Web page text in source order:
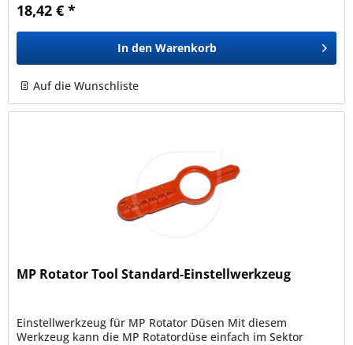
18,42 € *
In den Warenkorb
Auf die Wunschliste
MP Rotator Tool Standard-Einstellwerkzeug
Einstellwerkzeug für MP Rotator Düsen Mit diesem
Werkzeug kann die MP Rotatordüse einfach im Sektor